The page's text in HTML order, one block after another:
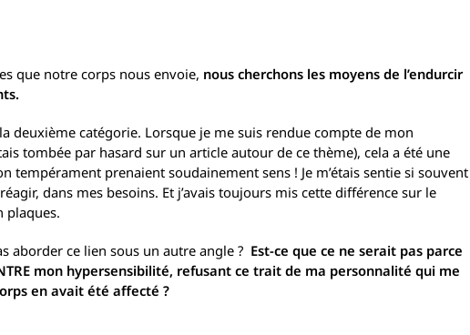
que notre corps nous envoie, nous cherchons les moyens de l’endurcir
deuxième catégorie. Lorsque je me suis rendue compte de mon
tombée par hasard sur un article autour de ce thème), cela a été une
tempérament prenaient soudainement sens ! Je m’étais sentie si souvent
dans mes besoins. Et j’avais toujours mis cette différence sur le
plaques.
aborder ce lien sous un autre angle ? Est-ce que ce ne serait pas parce
mon hypersensibilité, refusant ce trait de ma personnalité qui me
en avait été affecté ?